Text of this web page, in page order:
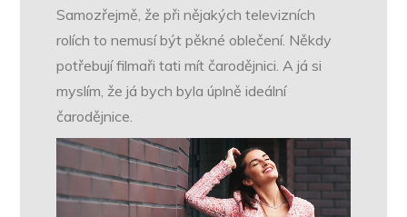
Samozřejmě, že při nějakých televizních
rolích to nemusí být pěkné oblečení. Někdy
potřebují filmaři tati mít čarodějnici. A já si
myslím, že já bych byla úplně ideální
čarodějnice.